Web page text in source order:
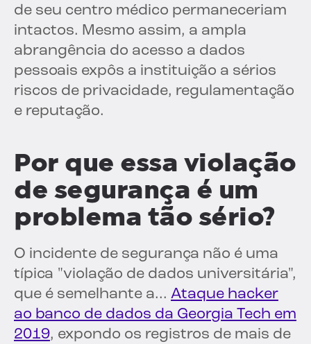
de seu centro médico permaneceriam
intactos. Mesmo assim, a ampla
abrangência do acesso a dados
pessoais expôs a instituição a sérios
riscos de privacidade, regulamentação
e reputação.
Por que essa violação
de segurança é um
problema tão sério?
O incidente de segurança não é uma
típica "violação de dados universitária",
que é semelhante a... Ataque hacker
ao banco de dados da Georgia Tech em
2019, expondo os registros de mais de